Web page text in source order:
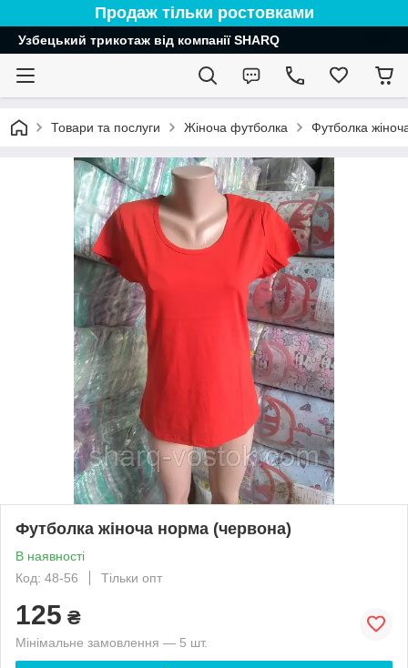
Продаж тільки ростовками
Узбецький трикотаж від компанії SHARQ
Товари та послуги Жіноча футболка Футболка
Футболка жіноча норма (червона)
В наявності
Код: 48-56
Тільки опт
125 ₴
Мінімальне замовлення — 5 шт.